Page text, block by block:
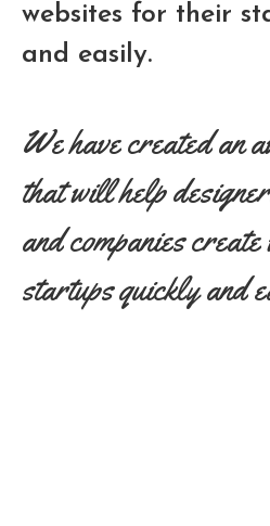
websites for their
and easily.
We have created an
that will help
and companies
startups quickly and